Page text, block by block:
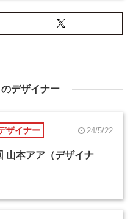
デザイナー
ザイナー 24/5/22
山本アア（デザイナ